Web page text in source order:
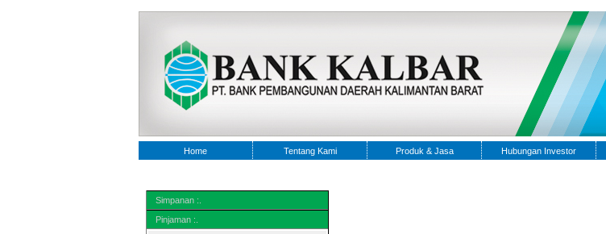
Home Tentang Kami Produk & Jasa Hubungan Investor
Simpanan :.
Pinjaman :.